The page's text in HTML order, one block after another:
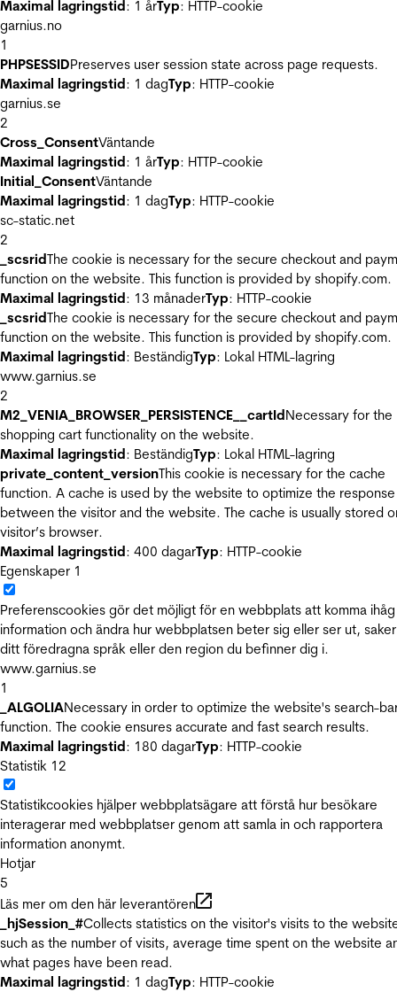
Maximal lagringstid: 1 årTyp: HTTP-cookie
garnius.no
1
PHPSESSIDPreserves user session state across page requests.
Maximal lagringstid: 1 dagTyp: HTTP-cookie
garnius.se
2
Cross_ConsentVäntande
Maximal lagringstid: 1 årTyp: HTTP-cookie
Initial_ConsentVäntande
Maximal lagringstid: 1 dagTyp: HTTP-cookie
sc-static.net
2
_scsridThe cookie is necessary for the secure checkout and
function on the website. This function is provided by shopify.com.
Maximal lagringstid: 13 månaderTyp: HTTP-cookie
_scsridThe cookie is necessary for the secure checkout and
function on the website. This function is provided by shopify.com.
Maximal lagringstid: BeständigTyp: Lokal HTML-lagring
www.garnius.se
2
M2_VENIA_BROWSER_PERSISTENCE__cartIdNecessary for the
shopping cart functionality on the website.
Maximal lagringstid: BeständigTyp: Lokal HTML-lagring
private_content_versionThis cookie is necessary for the cache
function. A cache is used by the website to optimize the
between the visitor and the website. The cache is usually stored
visitor’s browser.
Maximal lagringstid: 400 dagarTyp: HTTP-cookie
Egenskaper 1
Preferenscookies gör det möjligt för en webbplats att komma ihåg
information och ändra hur webbplatsen beter sig eller ser ut,
ditt föredragna språk eller den region du befinner dig i.
www.garnius.se
1
_ALGOLIANecessary in order to optimize the website's search-
function. The cookie ensures accurate and fast search results.
Maximal lagringstid: 180 dagarTyp: HTTP-cookie
Statistik 12
Statistikcookies hjälper webbplatsägare att förstå hur besökare
interagerar med webbplatser genom att samla in och rapportera
information anonymt.
Hotjar
5
Läs mer om den här leverantören
_hjSession_#Collects statistics on the visitor's visits to the
such as the number of visits, average time spent on the website
what pages have been read.
Maximal lagringstid: 1 dagTyp: HTTP-cookie